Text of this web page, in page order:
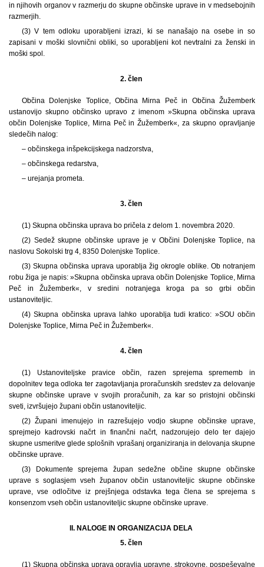
in njihovih organov v razmerju do skupne občinske uprave in v medsebojnih
razmerjih.
(3) V tem odloku uporabljeni izrazi, ki se nanašajo na osebe in so
zapisani v moški slovnični obliki, so uporabljeni kot nevtralni za ženski in
moški spol.
2. člen
Občina Dolenjske Toplice, Občina Mirna Peč in Občina Žužemberk
ustanovijo skupno občinsko upravo z imenom »Skupna občinska uprava
občin Dolenjske Toplice, Mirna Peč in Žužemberk«, za skupno opravljanje
sledečih nalog:
– občinskega inšpekcijskega nadzorstva,
– občinskega redarstva,
– urejanja prometa.
3. člen
(1) Skupna občinska uprava bo pričela z delom 1. novembra 2020.
(2) Sedež skupne občinske uprave je v Občini Dolenjske Toplice, na
naslovu Sokolski trg 4, 8350 Dolenjske Toplice.
(3) Skupna občinska uprava uporablja žig okrogle oblike. Ob notranjem
robu žiga je napis: »Skupna občinska uprava občin Dolenjske Toplice, Mirna
Peč in Žužemberk«, v sredini notranjega kroga pa so grbi občin
ustanoviteljic.
(4) Skupna občinska uprava lahko uporablja tudi kratico: »SOU občin
Dolenjske Toplice, Mirna Peč in Žužemberk«.
4. člen
(1)
Ustanoviteljske pravice občin, razen sprejema sprememb in
dopolnitev tega odloka ter zagotavljanja proračunskih sredstev za delovanje
skupne občinske uprave v svojih proračunih, za kar so pristojni občinski
sveti, izvršujejo župani občin ustanoviteljic.
(2) Župani imenujejo in razrešujejo vodjo skupne občinske uprave,
sprejmejo kadrovski načrt in finančni načrt, nadzorujejo delo ter dajejo
skupne usmeritve glede splošnih vprašanj organiziranja in delovanja skupne
občinske uprave.
(3) Dokumente sprejema župan sedežne občine skupne občinske
uprave s soglasjem vseh županov občin ustanoviteljic skupne občinske
uprave, vse odločitve iz prejšnjega odstavka tega člena se sprejema s
konsenzom vseh občin ustanoviteljic skupne občinske uprave.
II. NALOGE IN ORGANIZACIJA DELA
5. člen
(1) Skupna občinska uprava opravlja upravne, strokovne, pospeševalne